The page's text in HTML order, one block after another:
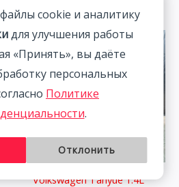
Volkswagen Tanyue 1.4L
cookie и аналитику
для улучшения работы
«Принять», вы даёте
персональных
Политике
.
Отклонить